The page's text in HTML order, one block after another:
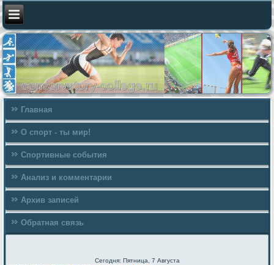
Главная
О спорт - ты мир!
Спортивные события
Анализ и комментарии
Архив записей
Обратная связь
Сегодня: Пятница, 7 Августа